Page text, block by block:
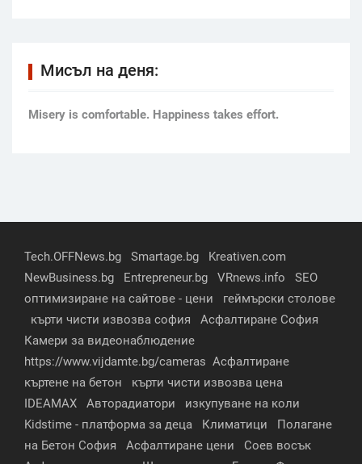
Мисъл на деня:
Мisery is comfortable. Happiness takes effort.
Tech.OFFNews.bg Smartage.bg
Kreativen.com
NewBusiness.bg
Entrepreneur.bg VRnews.info
SEO
оптимизиране на сайтове - цени
геймърски столове
кърти чисти извозва софия
Асфалтиране София
Камери за видеонаблюдение
https://www.vijdamte.bg/cameras Асфалтиране
къртене на бетон
кърти чисти извозва цена
IDEAMAX
Авторадиатори
изкупуване на коли
Kidstime - платформа за деца
Климатици
Полагане
на Бетон София
Асфалтиране цени
Соев восък